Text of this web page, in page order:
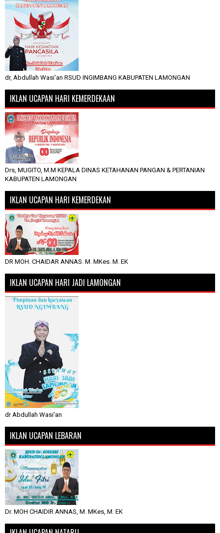
dr, Abdullah Wasi'an RSUD INGIMBANG KABUPATEN LAMONGAN
IKLAN UCAPAN HARI KEMERDEKAAN
Drs, MUGITO, M.M KEPALA DINAS KETAHANAN PANGAN & PERTANIAN
KABUPATEN LAMONGAN
IKLAN UCAPAN HARI KEMERDEKAN
DR MOH. CHAIDAR ANNAS. M. MKes. M. EK
IKLAN UCAPAN HARI JADI LAMONGAN
dr Abdullah Wasi'an
IKLAN UCAPAN LEBARAN
Dr. MOH CHAIDIR ANNAS, M. MKes, M. EK